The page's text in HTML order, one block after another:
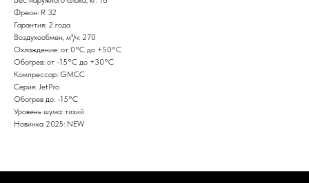
Фреон: R 32
Гарантия: 2 года
Воздухообмен, м³/ч: 270
Охлаждение: от 0°С до +50°С
Обогрев: от -15°С до +30°С
Компрессор: GMCC
Серия: JetPro
Обогрев до: -15°С
Уровень шума: тихий
Новинка 2025: NEW